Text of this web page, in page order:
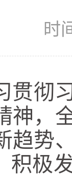
时
贯彻
神，
趋势
积极